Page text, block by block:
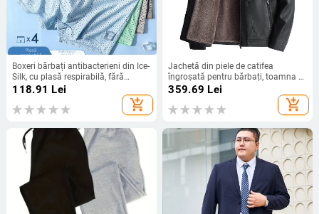
Boxeri bărbați antibacterieni din Ice-
Silk, cu plasă respirabilă, fără
cusături, pentru vară.
118.91 Lei
add_shopping_cart
Jachetă din piele de catifea
îngroșată pentru bărbați, toamna și
iarna, îmbrăcăminte din piele PU,
piele ușoară, business casual, guler
pătrat, modă 100
359.69 Lei
add_shopping_cart